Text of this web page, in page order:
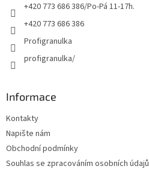
+420 773 686 386/Po-Pá 11-17h.
+420 773 686 386
Profigranulka
profigranulka/
Informace
Kontakty
Napište nám
Obchodní podmínky
Souhlas se zpracováním osobních údajů